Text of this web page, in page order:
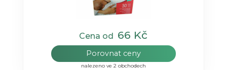
Cena od 66 Kč
Porovnat ceny
nalezeno ve 2 obchodech